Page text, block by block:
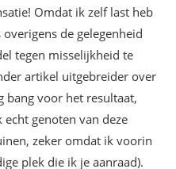
Omdat ik zelf last heb
overigens de gelegenheid
tegen misselijkheid te
artikel uitgebreider over
bang voor het resultaat,
genoten van deze
zeker omdat ik voorin
plek die ik je aanraad).